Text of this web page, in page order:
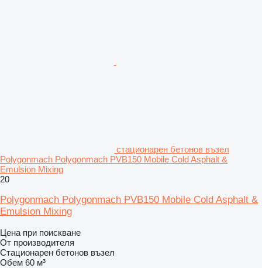
стационарен бетонов възел
Polygonmach Polygonmach PVB150 Mobile Cold Asphalt &
Emulsion Mixing
20
Polygonmach Polygonmach PVB150 Mobile Cold Asphalt &
Emulsion Mixing
Цена при поискване
От производителя
Стационарен бетонов възел
Обем 60 м³